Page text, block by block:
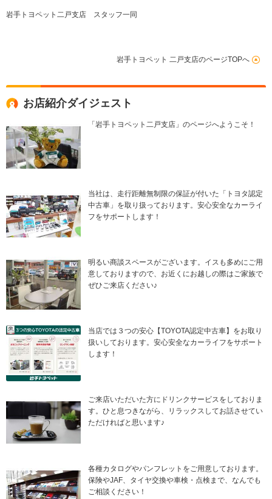
岩手トヨペット二戸支店 スタッフ一同
岩手トヨペット 二戸支店のページTOPへ
お店紹介ダイジェスト
「岩手トヨペット二戸支店」のページへようこそ！
当社は、走行距離無制限の保証が付いた「トヨタ認定
中古車」を取り扱っております。安心安全なカーライ
フをサポートします！
明るい商談スペースがございます。イスも多めにご用
意しておりますので、お近くにお越しの際はご家族で
ぜひご来店ください♪
当店では３つの安心【TOYOTA認定中古車】をお取り
扱いしております。安心安全なカーライフをサポート
します！
ご来店いただいた方にドリンクサービスをしておりま
す。ひと息つきながら、リラックスしてお話させてい
ただければと思います♪
各種カタログやパンフレットをご用意しております。
保険やJAF、タイヤ交換や車検・点検まで、なんでも
ご相談ください！